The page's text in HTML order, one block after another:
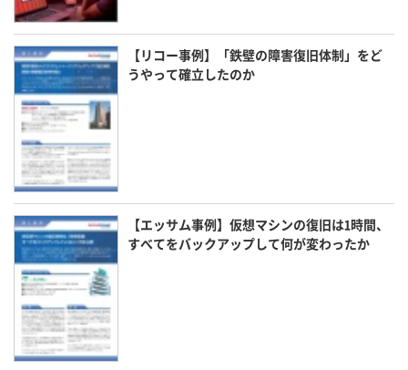
【リコー事例】「鉄壁の障害復旧体制」をど
うやって確立したのか
【エッサム事例】仮想マシンの復旧は1時間、
すべてをバックアップして何が変わったか